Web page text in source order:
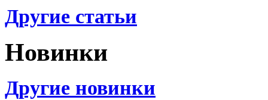
Другие статьи
Новинки
Другие новинки